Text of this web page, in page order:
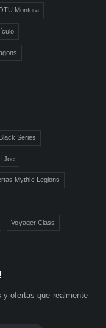
Montura
Series
Mythic Legions
Voyager Class
y ofertas que realmente